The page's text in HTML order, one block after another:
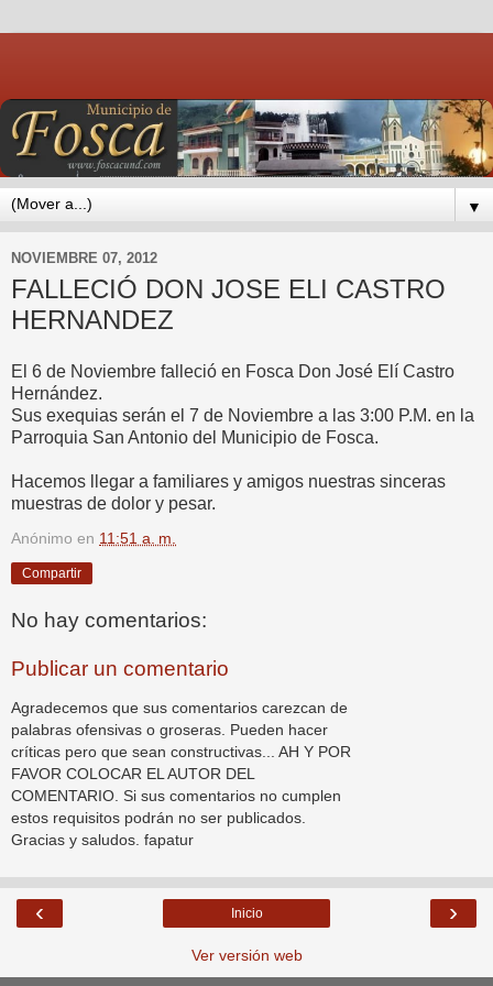
▼
NOVIEMBRE 07, 2012
FALLECIÓ DON JOSE ELI CASTRO
HERNANDEZ
El 6 de Noviembre falleció en Fosca Don José Elí Castro
Hernández.
Sus exequias serán el 7 de Noviembre a las 3:00 P.M. en la
Parroquia San Antonio del Municipio de Fosca.
Hacemos llegar a familiares y amigos nuestras sinceras
muestras de dolor y pesar.
Anónimo en 11:51 a. m.
Compartir
No hay comentarios:
Publicar un comentario
Agradecemos que sus comentarios carezcan de
palabras ofensivas o groseras. Pueden hacer
críticas pero que sean constructivas... AH Y POR
FAVOR COLOCAR EL AUTOR DEL
COMENTARIO. Si sus comentarios no cumplen
estos requisitos podrán no ser publicados.
Gracias y saludos. fapatur
‹ ›
Inicio
Ver versión web